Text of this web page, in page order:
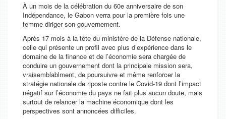
À un mois de la célébration du 60e anniversaire de son
Indépendance, le Gabon verra pour la première fois une
femme diriger son gouvernement.
Après 17 mois à la tête du ministère de la Défense nationale,
celle qui présente un profil avec plus d’expérience dans le
domaine de la finance et de l’économie sera chargée de
conduire un gouvernement dont la principale mission sera,
vraisemblablment, de poursuivre et même renforcer la
stratégie nationale de riposte contre le Covid-19 dont l’impact
négatif sur l’économie du pays ne fait plus aucun doute, mais
surtout de relancer la machine économique dont les
perspectives sont annoncées difficiles.